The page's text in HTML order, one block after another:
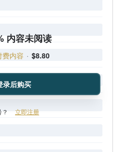
内容未阅读
费内容 · $8.80
录后购买
立即注册